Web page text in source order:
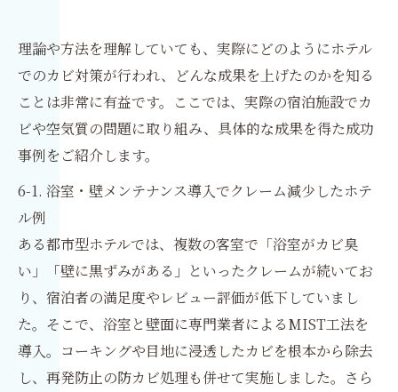
理論や方法を理解していても、実際にどのようにホテル
でのカビ対策が行われ、どんな成果を上げたのかを知る
ことは非常に有益です。ここでは、実際の宿泊施設でカ
ビや空気質の問題に取り組み、具体的な成果を得た成功
事例をご紹介します。
6-1. 浴室・壁メンテナンス導入でクレーム減少したホテ
ル例
ある都市型ホテルでは、複数の客室で「浴室がカビ臭
い」「壁に黒ずみがある」といったクレームが続いてお
り、宿泊者の満足度やレビュー評価が低下していまし
た。そこで、浴室と壁面に専門業者によるMIST工法を
導入。コーキングや目地に浸透したカビを根本から除去
し、再発防止の防カビ処理も併せて実施しました。さら